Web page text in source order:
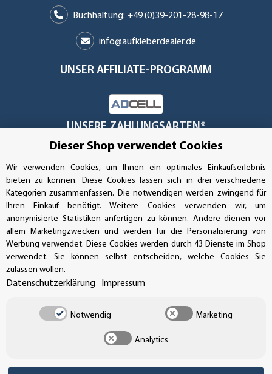
Buchhaltung: +49 (0)39-201-28-98-17
info@aufkleberdealer.de
UNSER AFFILIATE-PROGRAMM
UNSERE ZAHLUNGSARTEN*
SSL-Verschlüsselung
UNSER VERSANDDIENSTLEISTER
Dieser Shop verwendet Cookies
Wir verwenden Cookies, um Ihnen ein optimales Einkaufserlebnis
bieten zu können. Diese Cookies lassen sich in drei verschiedene
Kategorien zusammenfassen. Die notwendigen werden zwingend für
Ihren Einkauf benötigt. Weitere Cookies verwenden wir, um
anonymisierte Statistiken anfertigen zu können. Andere dienen vor
allem Marketingzwecken und werden für die Personalisierung von
Werbung verwendet. Diese Cookies werden durch 43 Dienste im Shop
verwendet. Sie können selbst entscheiden, welche Cookies Sie
zulassen wollen.
Datenschutzerklärung Impressum
Notwendig Marketing
Analytics